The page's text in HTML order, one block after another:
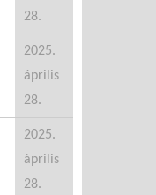
28.
2025.
április
28.
2025.
április
28.